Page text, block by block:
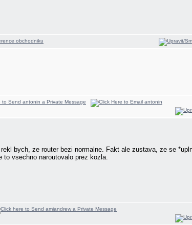
bych, ze router bezi normalne. Fakt ale zustava, ze se
to vsechno naroutovalo prez kozla.